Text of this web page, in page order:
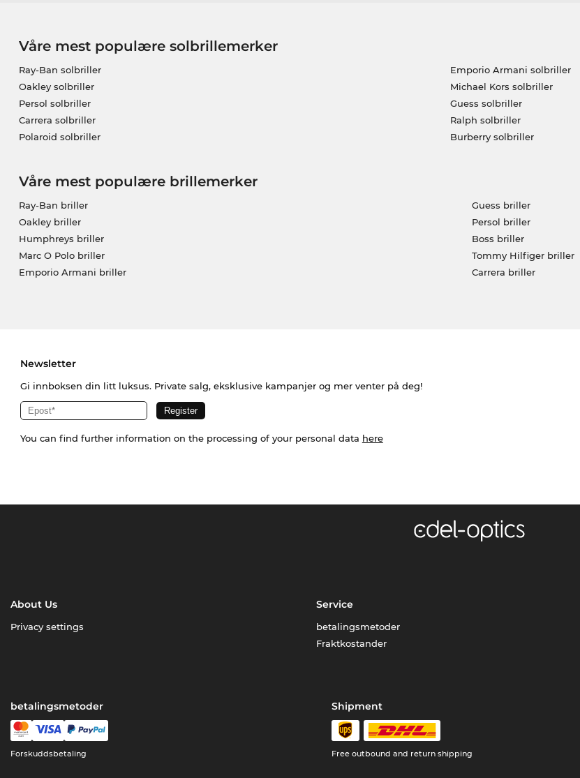
Våre mest populære solbrillemerker
Ray-Ban solbriller
Oakley solbriller
Persol solbriller
Carrera solbriller
Polaroid solbriller
Emporio Armani solbriller
Michael Kors solbriller
Guess solbriller
Ralph solbriller
Burberry solbriller
Våre mest populære brillemerker
Ray-Ban briller
Oakley briller
Humphreys briller
Marc O Polo briller
Emporio Armani briller
Guess briller
Persol briller
Boss briller
Tommy Hilfiger briller
Carrera briller
Newsletter
Gi innboksen din litt luksus. Private salg, eksklusive kampanjer og mer venter på deg!
You can find further information on the processing of your personal data here
About Us
Privacy settings
Service
betalingsmetoder
Fraktkostander
betalingsmetoder
Forskuddsbetaling
Shipment
Free outbound and return shipping